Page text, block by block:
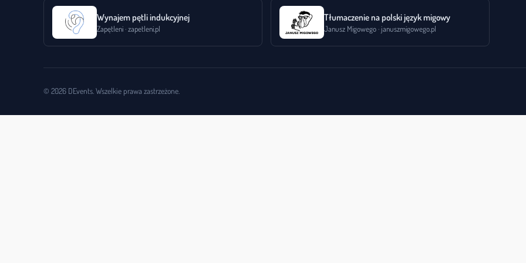
Wynajem pętli indukcyjnej
Zapętleni · zapetleni.pl
Tłumaczenie na polski język migowy
Janusz Migowego · januszmigowego.pl
© 2026 DEvents. Wszelkie prawa zastrzeżone.